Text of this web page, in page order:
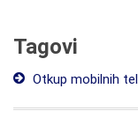
Tagovi
Otkup mobilnih